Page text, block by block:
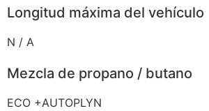
Longitud máxima del vehículo
N / A
Mezcla de propano / butano
ECO +AUTOPLYN